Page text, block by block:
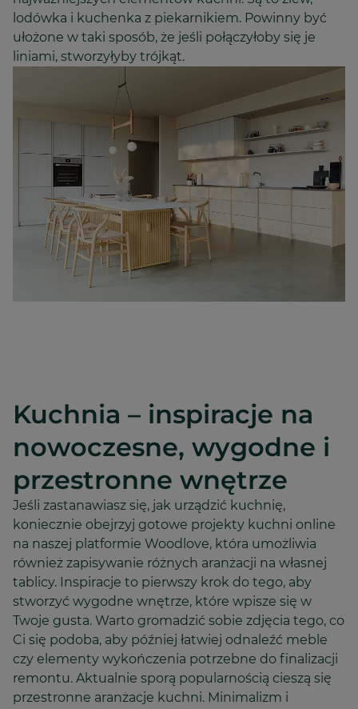
lodówka i kuchenka z piekarnikiem. Powinny być
ułożone w taki sposób, że jeśli połączyłoby się je
liniami, stworzyłyby trójkąt.
Kuchnia – inspiracje na
nowoczesne, wygodne i
przestronne wnętrze
Jeśli zastanawiasz się, jak urządzić kuchnię,
koniecznie obejrzyj gotowe projekty kuchni online
na naszej platformie Woodlove, która umożliwia
również zapisywanie różnych aranżacji na własnej
tablicy. Inspiracje to pierwszy krok do tego, aby
stworzyć wygodne wnętrze, które wpisze się w
Twoje gusta. Warto gromadzić sobie zdjęcia tego, co
Ci się podoba, aby później łatwiej odnaleźć meble
czy elementy wykończenia potrzebne do finalizacji
remontu. Aktualnie sporą popularnością cieszą się
przestronne aranżacje kuchni. Minimalizm i